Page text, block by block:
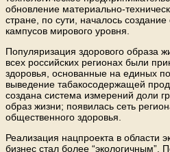
обновление материально-
стране, по сути, началось создание
кампусов мирового уровня.
Популяризация здорового образа
всех российских регионах были
здоровья, основанные на единых
выведение табакосодержащей
создана система измерений доли
образ жизни; появилась сеть
общественного здоровья.
Реализация нацпроекта в области
бизнес стал более “экологичным”.